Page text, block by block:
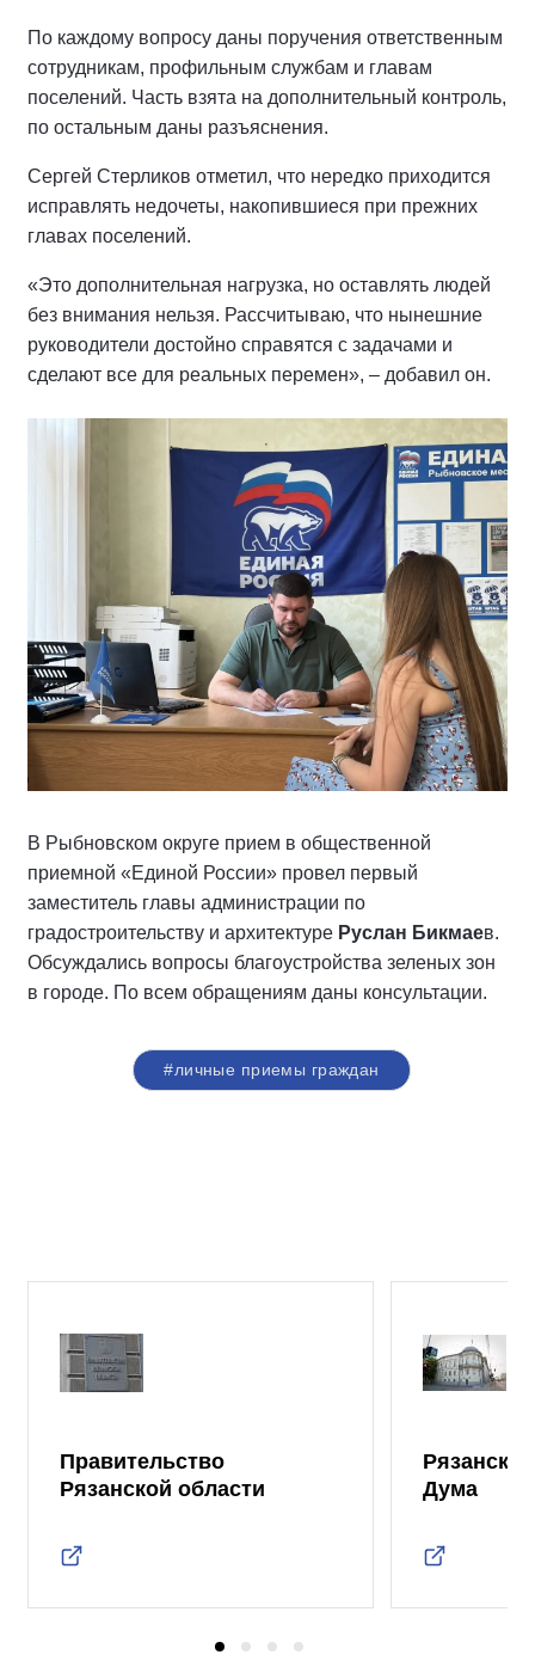
По каждому вопросу даны поручения ответственным
сотрудникам, профильным службам и главам
поселений. Часть взята на дополнительный контроль,
по остальным даны разъяснения.
Сергей Стерликов отметил, что нередко приходится
исправлять недочеты, накопившиеся при прежних
главах поселений.
«Это дополнительная нагрузка, но оставлять людей
без внимания нельзя. Рассчитываю, что нынешние
руководители достойно справятся с задачами и
сделают все для реальных перемен», – добавил он.
В Рыбновском округе прием в общественной
приемной «Единой России» провел первый
заместитель главы администрации по
градостроительству и архитектуре Руслан Бикмаев.
Обсуждались вопросы благоустройства зеленых зон
в городе. По всем обращениям даны консультации.
#личные приемы граждан
Правительство
Рязанской области
Дума